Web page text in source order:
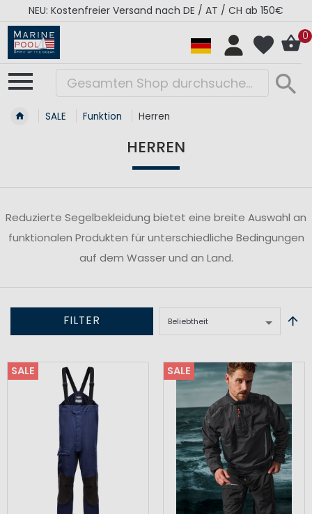
NEU: Kostenfreier Versand nach DE / AT / CH ab 150€
0
SALE Funktion Herren
HERREN
Reduzierte Segelbekleidung bietet eine breite Auswahl an
funktionalen Produkten für unterschiedliche Bedingungen
auf dem Wasser und an Land.
FILTER
SALE SALE